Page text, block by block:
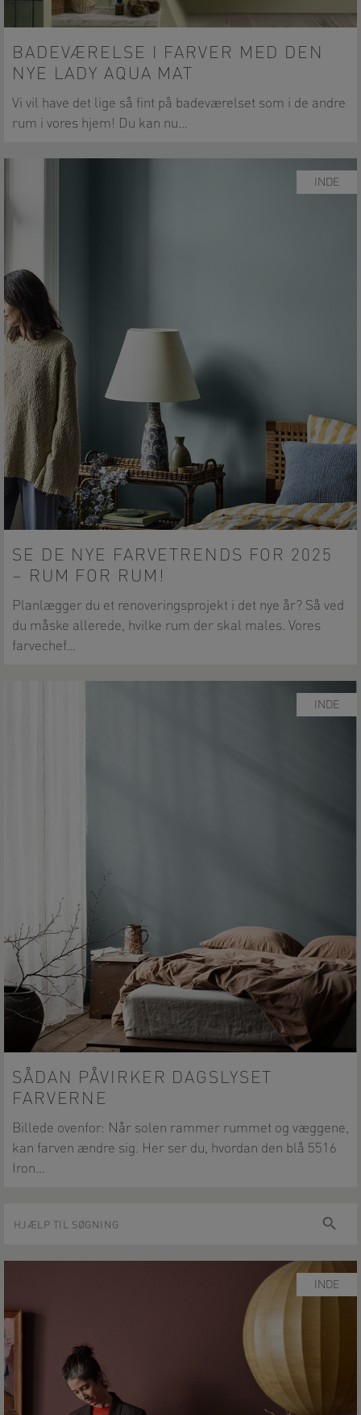
BADEVÆRELSE I FARVER MED DEN
NYE LADY AQUA MAT
Vi vil have det lige så fint på badeværelset som i de andre
rum i vores hjem! Du kan nu…
INDE
SE DE NYE FARVETRENDS FOR 2025
– RUM FOR RUM!
Planlægger du et renoveringsprojekt i det nye år? Så ved
du måske allerede, hvilke rum der skal males. Vores
farvechef…
INDE
SÅDAN PÅVIRKER DAGSLYSET
FARVERNE
Billede ovenfor: Når solen rammer rummet og væggene,
kan farven ændre sig. Her ser du, hvordan den blå 5516
Iron…
Søg
INDE